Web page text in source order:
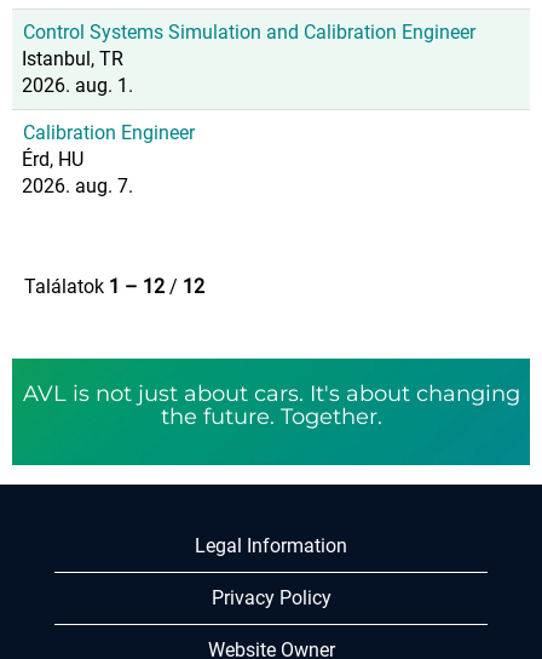
Control Systems Simulation and Calibration Engineer
Istanbul, TR
2026. aug. 1.
Calibration Engineer
Érd, HU
2026. aug. 7.
Találatok 1 – 12 / 12
AVL is not just about cars. It's about changing
the future. Together.
Legal Information
Privacy Policy
Website Owner